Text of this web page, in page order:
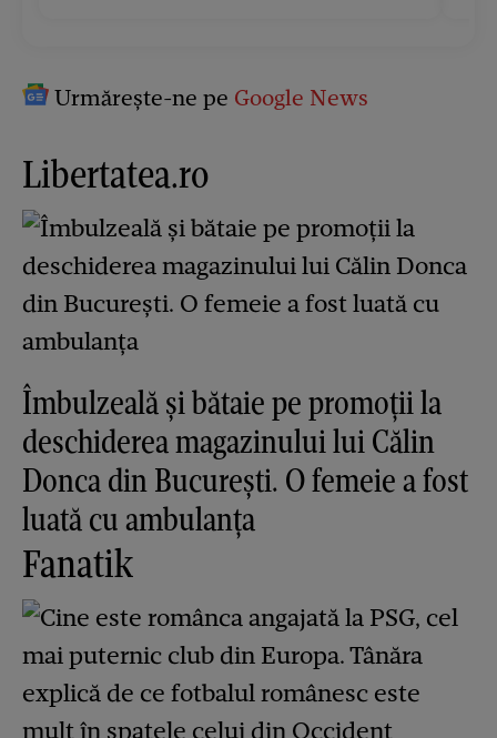
Urmărește-ne pe Google News
Libertatea.ro
Îmbulzeală și bătaie pe promoții la
deschiderea magazinului lui Călin
Donca din București. O femeie a fost
luată cu ambulanța
Fanatik